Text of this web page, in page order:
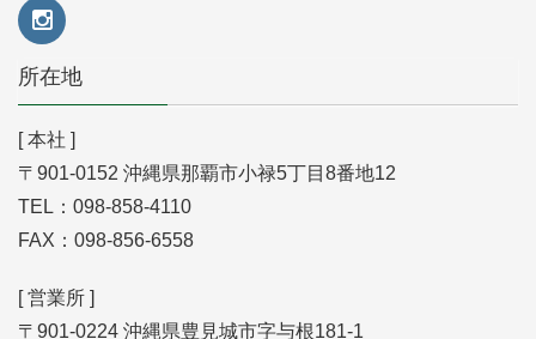
所在地
[ 本社 ]
〒901-0152 沖縄県那覇市小禄5丁目8番地12
TEL：098-858-4110
FAX：098-856-6558
[ 営業所 ]
〒901-0224 沖縄県豊見城市字与根181-1